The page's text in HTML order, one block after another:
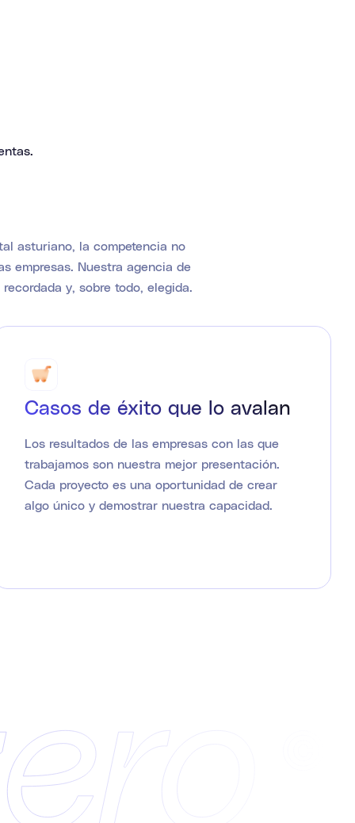
asturiano, la competencia no
empresas. Nuestra agencia de
y, sobre todo, elegida.
Casos de éxito que lo avalan
Los resultados de las empresas con las que
trabajamos son nuestra mejor presentación.
Cada proyecto es una oportunidad de crear
algo único y demostrar nuestra capacidad.